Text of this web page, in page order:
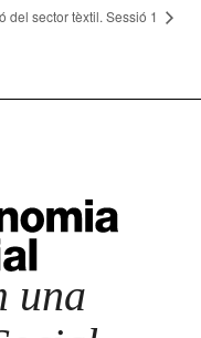
del sector tèxtil. Sessió 1
una